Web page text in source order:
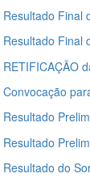
Resultado Final
Resultado Final
RETIFICAÇÃO
Convocação
Resultado
Resultado
Resultado do